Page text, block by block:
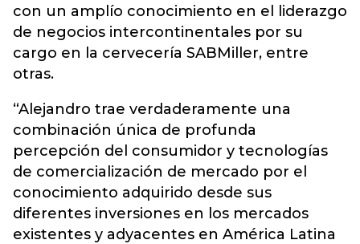
con un amplío conocimiento en el liderazgo
de negocios intercontinentales por su
cargo en la cervecería SABMiller, entre
otras.
“Alejandro trae verdaderamente una
combinación única de profunda
percepción del consumidor y tecnologías
de comercialización de mercado por el
conocimiento adquirido desde sus
diferentes inversiones en los mercados
existentes y adyacentes en América Latina